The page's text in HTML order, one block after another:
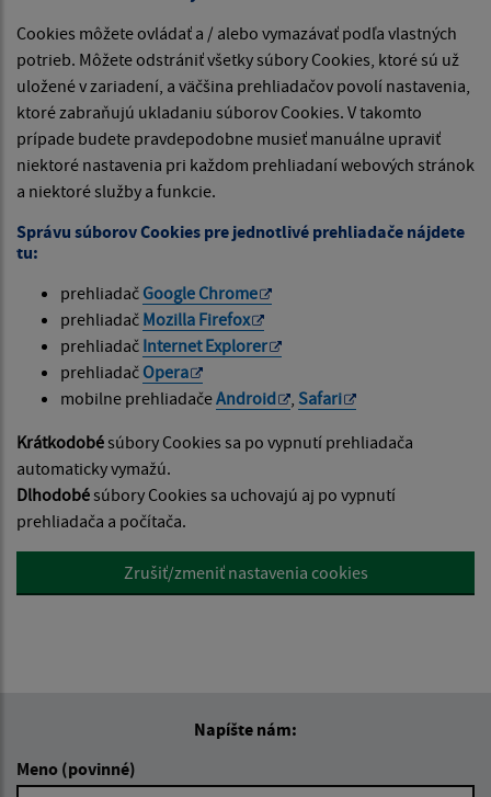
Cookies môžete ovládať a / alebo vymazávať podľa vlastných
potrieb. Môžete odstrániť všetky súbory Cookies, ktoré sú už
uložené v zariadení, a väčšina prehliadačov povolí nastavenia,
ktoré zabraňujú ukladaniu súborov Cookies. V takomto
prípade budete pravdepodobne musieť manuálne upraviť
niektoré nastavenia pri každom prehliadaní webových stránok
a niektoré služby a funkcie.
Správu súborov Cookies pre jednotlivé prehliadače nájdete
tu:
prehliadač Google Chrome
prehliadač Mozilla Firefox
prehliadač Internet Explorer
prehliadač Opera
mobilne prehliadačeAndroid , Safari
Krátkodobésúbory Cookies sa po vypnutí prehliadača
automaticky vymažú.
Dlhodobésúbory Cookies sa uchovajú aj po vypnutí
prehliadača a počítača.
Zrušiť/zmeniť nastavenia cookies
Napíšte nám:
Meno (povinné)